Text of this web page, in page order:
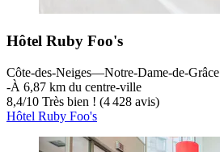
Hôtel Ruby Foo's
Côte-des-Neiges—Notre-Dame-de-Grâce
‐À 6,87 km du centre-ville
8,4/10 Très bien ! (4 428 avis)
Hôtel Ruby Foo's